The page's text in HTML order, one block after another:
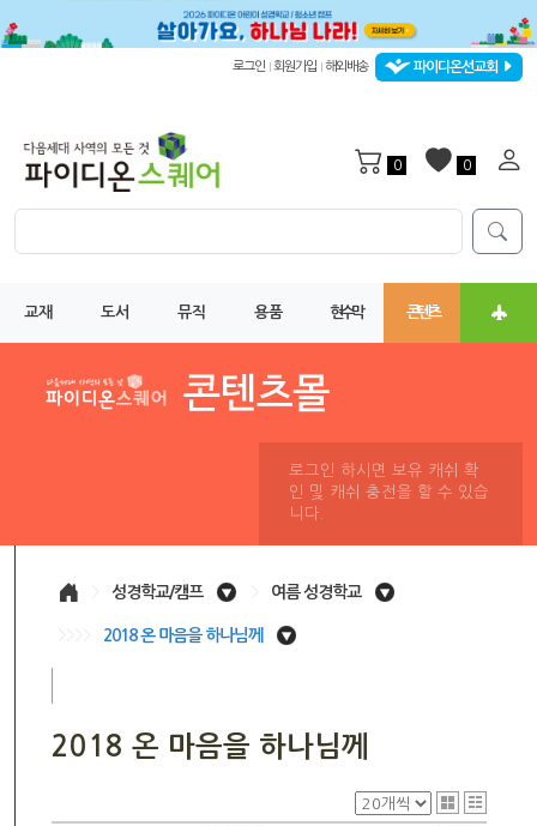
로그인 회원가입 해외배송 파이디온선교회
0 0
교재 도서 뮤직 용품 현수막 콘텐츠
로그인 하시면 보유 캐쉬 확
인 및 캐쉬 충전을 할 수 있습
니다.
성경학교/캠프 여름 성경학교
2018 온 마음을 하나님께
2018 온 마음을 하나님께